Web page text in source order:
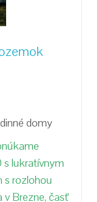
domy
s lukratívnym
s rozlohou
v Brezne, časť